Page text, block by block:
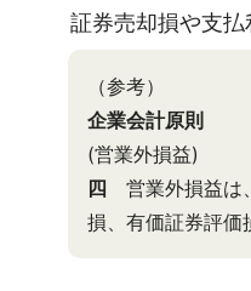
証券売却損や支
（参考）
企業会計原則
(営業外損益)
四 営業外損益は
損、有価証券評価